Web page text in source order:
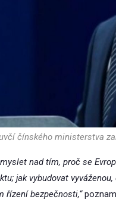
čínského ministerstva
nad tím, proč se
jak vybudovat
řízení bezpečnosti,“